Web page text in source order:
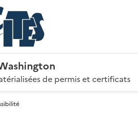
de permis et certificats